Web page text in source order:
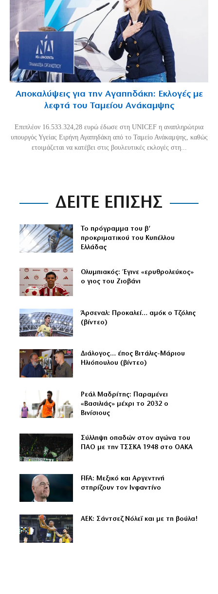
Αποκαλύψεις για την Αγαπηδάκη: Εκλογές με
λεφτά του Ταμείου Ανάκαμψης
Επιπλέον 16.533.324,28 ευρώ έδωσε στη UNICEF η αναπληρώτρια
υπουργός Υγείας Ειρήνη Αγαπηδάκη από το Ταμείο Ανάκαμψης, καθώς
ετοιμάζεται να κατέβει στις βουλευτικές εκλογές στη...
ΔΕΙΤΕ ΕΠΙΣΗΣ
Το πρόγραμμα του β’
προκριματικού του Κυπέλλου
Ελλάδας
Ολυμπιακός: Έγινε «ερυθρολεύκος»
ο γιος του Ζιοβάνι
Άρσεναλ: Προκαλεί… αμόκ ο Τζόλης
(βίντεο)
Διάλογος… έπος Βιτάλις-Μάριου
Ηλιόπουλου (βίντεο)
Ρεάλ Μαδρίτης: Παραμένει
«Βασιλιάς» μέχρι το 2032 ο
Βινίσιους
Σύλληψη οπαδών στον αγώνα του
ΠΑΟ με την ΤΣΣΚΑ 1948 στο ΟΑΚΑ
FIFA: Μεξικό και Αργεντινή
στηρίζουν τον Ινφαντίνο
ΑΕΚ: Σάντσεζ Νόλεϊ και με τη βούλα!